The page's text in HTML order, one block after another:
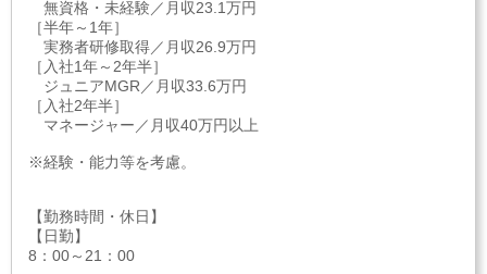
無資格・未経験／月収23.1万円
［半年～1年］
実務者研修取得／月収26.9万円
［入社1年～2年半］
ジュニアMGR／月収33.6万円
［入社2年半］
マネージャー／月収40万円以上
※経験・能力等を考慮。
【勤務時間・休日】
【日勤】
8：00～21：00